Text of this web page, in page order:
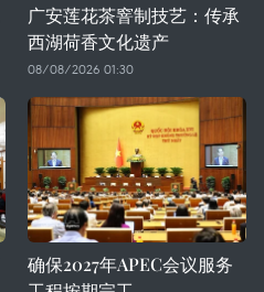
广安莲花茶窨制技艺：传承
西湖荷香文化遗产
08/08/2026 01:30
确保2027年APEC会议服务